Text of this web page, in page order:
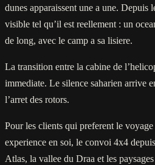
dunes apparaissent une a une. Depuis
visible tel qu’il est reellement : un
de long, avec le camp a sa lisiere.
La transition entre la cabine de
immediate. Le silence saharien arrive
l’arret des rotors.
Pour les clients qui preferent le
experience en soi, le convoi 4x4
Atlas, la vallee du Draa et les